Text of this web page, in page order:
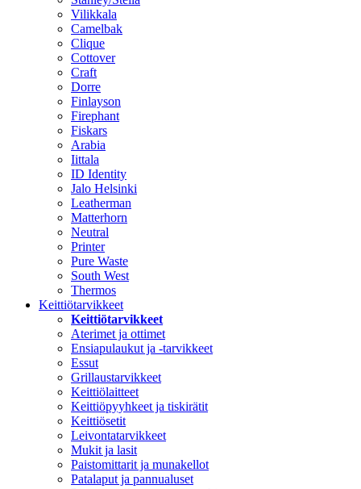
Vilikkala
Camelbak
Clique
Cottover
Craft
Dorre
Finlayson
Firephant
Fiskars
Arabia
Iittala
ID Identity
Jalo Helsinki
Leatherman
Matterhorn
Neutral
Printer
Pure Waste
South West
Thermos
Keittiötarvikkeet
Keittiötarvikkeet
Aterimet ja ottimet
Ensiapulaukut ja -tarvikkeet
Essut
Grillaustarvikkeet
Keittiölaitteet
Keittiöpyyhkeet ja tiskirätit
Keittiösetit
Leivontatarvikkeet
Mukit ja lasit
Paistomittarit ja munakellot
Patalaput ja pannualuset